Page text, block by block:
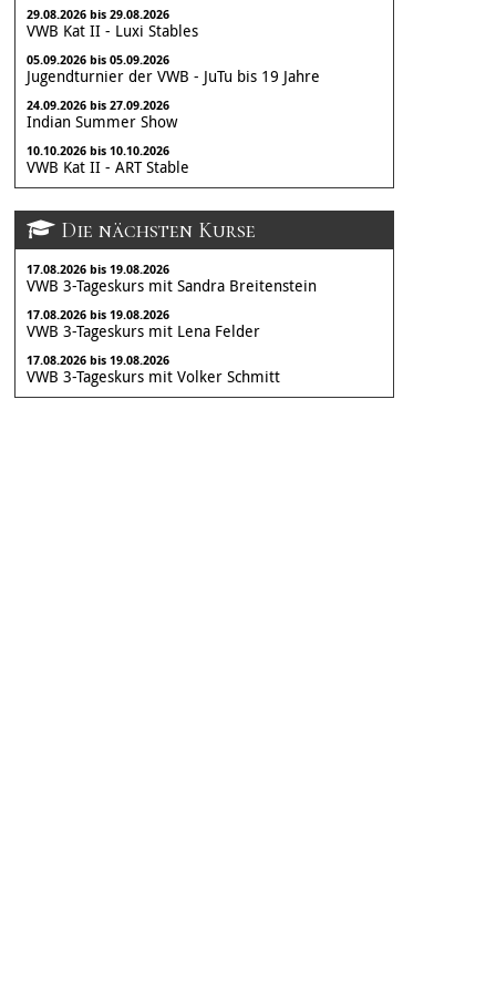
29.08.2026 bis 29.08.2026
VWB Kat II - Luxi Stables
05.09.2026 bis 05.09.2026
Jugendturnier der VWB - JuTu bis 19 Jahre
24.09.2026 bis 27.09.2026
Indian Summer Show
10.10.2026 bis 10.10.2026
VWB Kat II - ART Stable
Die nächsten Kurse
17.08.2026 bis 19.08.2026
VWB 3-Tageskurs mit Sandra Breitenstein
17.08.2026 bis 19.08.2026
VWB 3-Tageskurs mit Lena Felder
17.08.2026 bis 19.08.2026
VWB 3-Tageskurs mit Volker Schmitt